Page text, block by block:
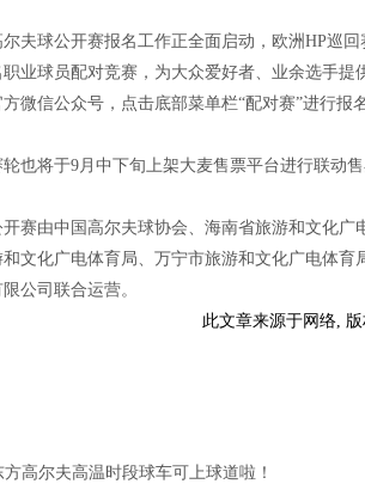
尔夫球公开赛报名工作正全面启动，欧洲HP巡
业球员配对竞赛，为大众爱好者、业余选手
微信公众号，点击底部菜单栏“配对赛”进行报
轮也将于9月中下旬上架大麦售票平台进行联动
开赛由中国高尔夫球协会、海南省旅游和文化
文化广电体育局、万宁市旅游和文化广电体
公司联合运营。
此文章来源于网络,
高尔夫高温时段球车可上球道啦！